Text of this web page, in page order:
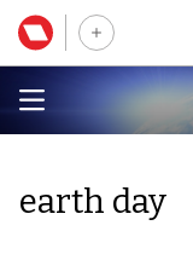
earth day